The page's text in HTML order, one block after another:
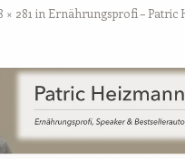
× 281 in Ernährungsprofi – Patric